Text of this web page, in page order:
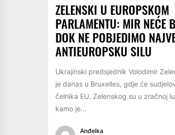
ZELENSKI U EUROPSKOM
PARLAMENTU: MIR NEĆE
DOK NE POBJEDIMO
ANTIEUROPSKU SILU
Ukrajinski predsjednik Volodimir
je danas u Bruxelles, gdje će
čelnika EU. Zelenskog su u zračnoj
kamo je...
Anđelka